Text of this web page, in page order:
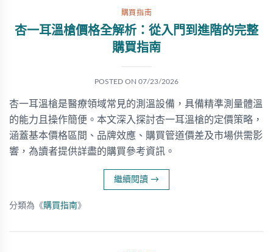
購買指南
杏一耳溫槍價格全解析：從入門到進階的完整
購買指南
POSTED ON 07/23/2026
杏一耳溫槍是醫療領域常見的測溫設備，具備精準測量體溫
的能力且操作簡便。本文深入探討杏一耳溫槍的定價策略，
涵蓋基本價格區間、品牌效應、購買管道價差及市場供需影
響，為讀者提供詳盡的購買參考資訊。
繼續閱讀 →
分類為《購買指南》